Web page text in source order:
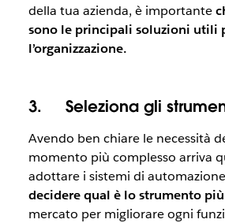
della tua azienda, è importante
sono le principali soluzioni utili
l’organizzazione.
3. Seleziona gli
Avendo ben chiare le necessità
momento più complesso arriva
adottare i sistemi di
decidere qual è lo strumento
mercato per migliorare ogni